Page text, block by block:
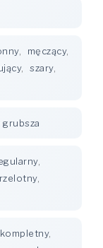
, męczący,
, szary,
,
,
,